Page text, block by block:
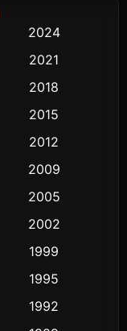
453
530
2024
2021
2018
2015
2012
2009
2005
2002
1999
1995
1992